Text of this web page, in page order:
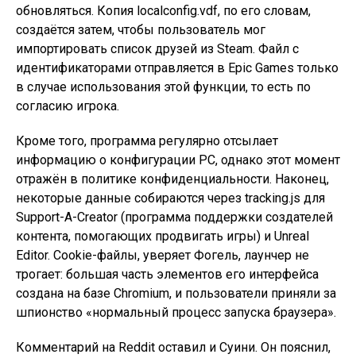
обновляться. Копия localconfig.vdf, по его словам,
создаётся затем, чтобы пользователь мог
импортировать список друзей из Steam. Файл с
идентификаторами отправляется в Epic Games только
в случае использования этой функции, то есть по
согласию игрока.
Кроме того, программа регулярно отсылает
информацию о конфигурации PC, однако этот момент
отражён в политике конфиденциальности. Наконец,
некоторые данные собираются через tracking.js для
Support-A-Creator (программа поддержки создателей
контента, помогающих продвигать игры) и Unreal
Editor. Cookie-файлы, уверяет Фогель, лаунчер не
трогает: большая часть элементов его интерфейса
создана на базе Chromium, и пользователи приняли за
шпионство «нормальный процесс запуска браузера».
Комментарий на Reddit оставил и Суини. Он пояснил,